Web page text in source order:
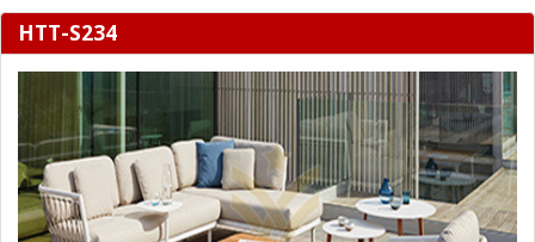
HTT-S234